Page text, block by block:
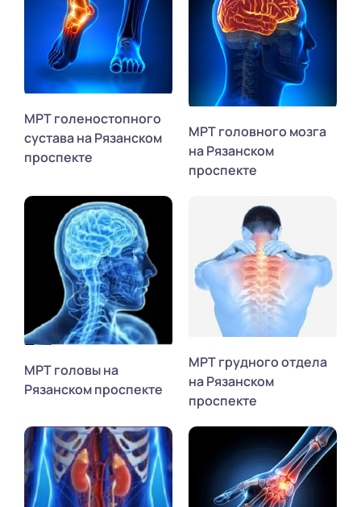
МРТ голеностопного
сустава на Рязанском
проспекте
МРТ головного мозга
на Рязанском
проспекте
МРТ головы на
Рязанском проспекте
МРТ грудного отдела
на Рязанском
проспекте